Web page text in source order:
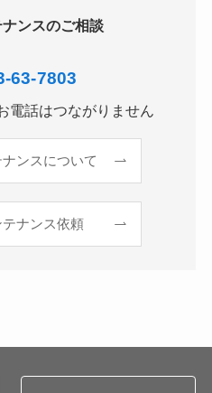
ンスのご相談
63-7803
電話はつながりません
ンスについて
ナンス依頼